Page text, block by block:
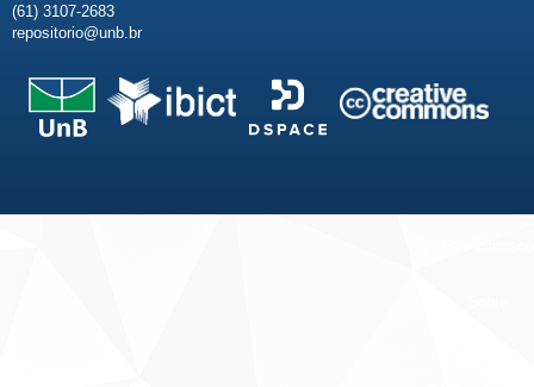
(61) 3107-2683
repositorio@unb.br